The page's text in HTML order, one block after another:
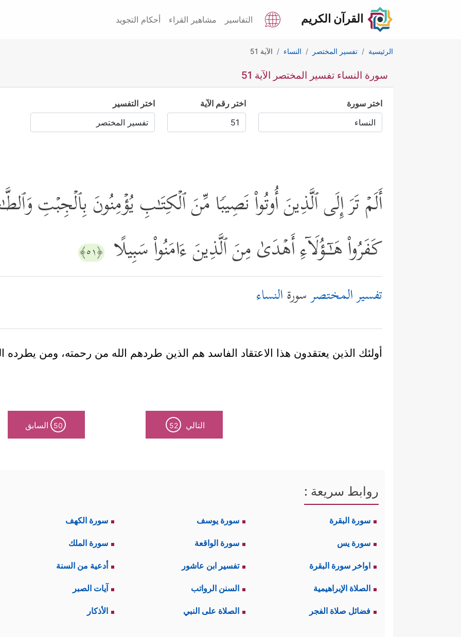
القرآن الكريم التفاسير مشاهير القراء أحكام التجويد
الرئيسية تفسير المختصر النساء الآية 51
سورة النساء تفسير المختصر الآية 51
اختر سورة اختر رقم الآية اختر التفسير
أَلَمۡ تَرَ إِلَى ٱلَّذِینَ أُوتُواْ نَصِیبࣰا مِّنَ ٱلۡكِتَـٰبِ یُؤۡمِنُونَ بِٱلۡجِبۡتِ
كَفَرُواْ هَـٰۤـؤُلَاۤءِ أَهۡدَىٰ مِنَ ٱلَّذِینَ ءَامَنُواْ سَبِیلًا ﴿٥١﴾
تفسير المختصرسورةالنساء
أولئك الذين يعتقدون هذا الاعتقاد الفاسد هم الذين طردهم الله من رحمته، ومن يطرده
التالي 52
50 السابق
روابط سريعة :
سورة البقرة سورة يوسف سورة الكهف
سورة يس سورة الواقعة سورة الملك
اواخر سورة البقرة تفسير ابن عاشور أدعية من السنة
الصلاة الإبراهيمية السنن الرواتب آيات الصبر
فضائل صلاة الفجر الصلاة على النبي الأذكار